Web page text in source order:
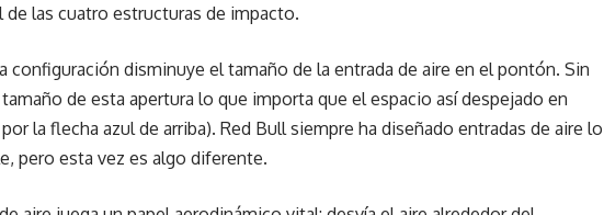
las cuatro estructuras de impacto.
configuración disminuye el tamaño de la entrada de aire en el pontón. Sin
de esta apertura lo que importa que el espacio así despejado en
la flecha azul de arriba). Red Bull siempre ha diseñado entradas de aire lo
pero esta vez es algo diferente.